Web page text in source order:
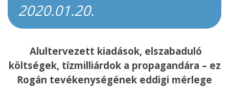
2020.01.20.
Alultervezett kiadások, elszabaduló
költségek, tízmilliárdok a propagandára – ez
Rogán tevékenységének eddigi mérlege